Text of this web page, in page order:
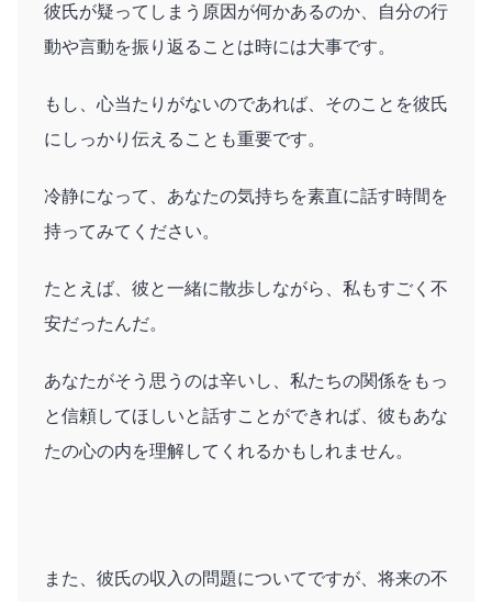
彼氏が疑ってしまう原因が何かあるのか、自分の行
動や言動を振り返ることは時には大事です。
もし、心当たりがないのであれば、そのことを彼氏
にしっかり伝えることも重要です。
冷静になって、あなたの気持ちを素直に話す時間を
持ってみてください。
たとえば、彼と一緒に散歩しながら、私もすごく不
安だったんだ。
あなたがそう思うのは辛いし、私たちの関係をもっ
と信頼してほしいと話すことができれば、彼もあな
たの心の内を理解してくれるかもしれません。
また、彼氏の収入の問題についてですが、将来の不